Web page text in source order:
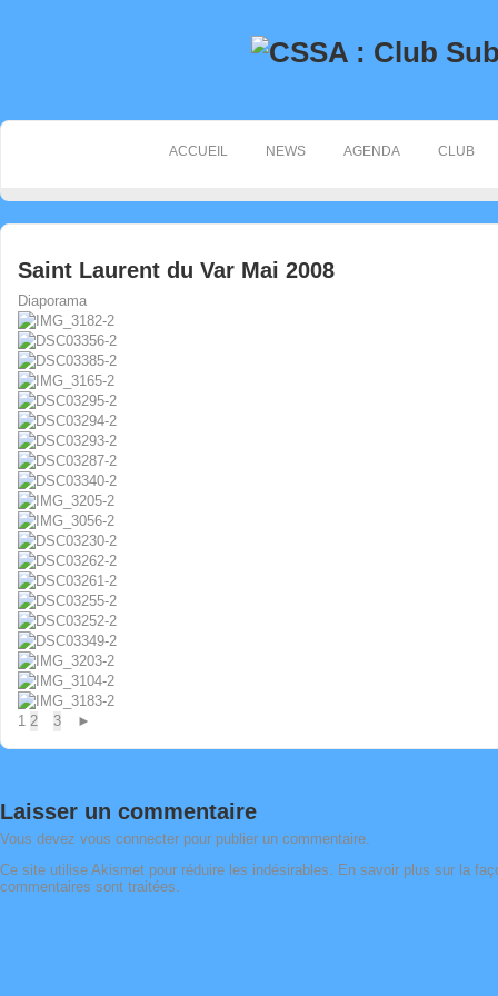
ACCUEIL NEWS AGENDA CLUB
Saint Laurent du Var Mai 2008
Diaporama
1 2 3 ►
Laisser un commentaire
Vous devez vous connecter pour publier un commentaire.
Ce site utilise Akismet pour réduire les indésirables. En savoir plus sur la
commentaires sont traitées